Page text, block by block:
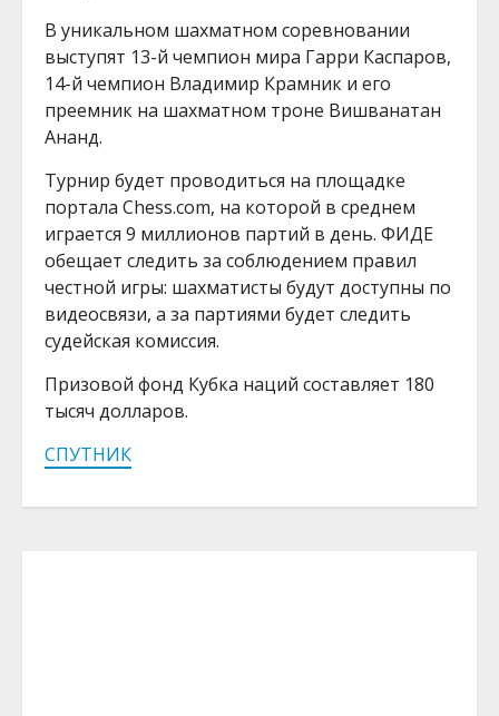
В уникальном шахматном соревновании
выступят 13-й чемпион мира Гарри Каспаров,
14-й чемпион Владимир Крамник и его
преемник на шахматном троне Вишванатан
Ананд.
Турнир будет проводиться на площадке
портала Chess.com, на которой в среднем
играется 9 миллионов партий в день. ФИДЕ
обещает следить за соблюдением правил
честной игры: шахматисты будут доступны по
видеосвязи, а за партиями будет следить
судейская комиссия.
Призовой фонд Кубка наций составляет 180
тысяч долларов.
СПУТНИК